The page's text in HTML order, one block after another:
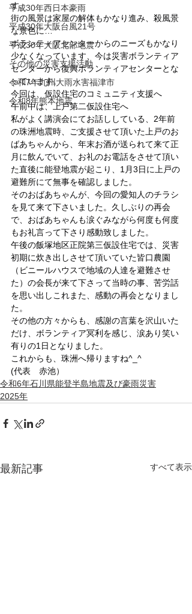
平成30年西日本豪雨
平成30年大阪台風21号
平成30年大阪北部地震
その他の災害支援活動
令和7年九州大雨水害福津市
令和8年熊本地震
す。
街の風景は家屋の解体もかなり進み、殺風景
な景色に…
ボランティアセンターからのニーズもかなり
少なくなっています、今は災害ボランティア
センターから復興ボランティアセンターとな
っています。
今回は、仮設住宅のコミュニティ支援へ
午前中は、上戸第二仮設住宅へ
私がよく講演会にてお話ししている、2年前
の珠洲地震時、ご支援させて頂いた上戸のお
ばあちゃんから、年末お酒が送られて来て正
月に飲んでいて、お礼のお電話をさせて頂い
た直後に能登地震が起こり、1月3日に上戸の
避難所にて無事を確認しました。
そのおばあちゃんが、今回の愛知人のチラシ
を見て来て下さいました。久しぶりの再会
で、おばあちゃんも涙ぐみながら何度も何度
もお礼言って下さり感動致しました。
午後の飯塚地区正院第三仮設住宅では、災害
初期に炊き出しさせて頂いていた皆口農園
（ビニールハウスで地域の人達を避難させ
た）の会長が来て下さって当時の事、苦労話
を思い出しこれまた、感動の再会となりまし
た。
その他の方々からも、感謝の言葉を沢山いた
だけ、ボランティア冥利を感じ、涙あり笑い
有りの1日となりました。
これからも、珠洲へ帰りますね^_^
(代表　赤池）
令和6年石川県能登半島地震及び豪雨災害
2025年
最新記事 すべて表示